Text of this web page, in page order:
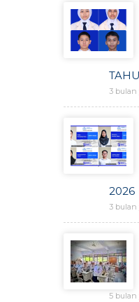
3 bulan
2026
3 bulan
5 bulan